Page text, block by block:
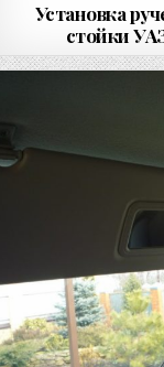
Установка
стойки